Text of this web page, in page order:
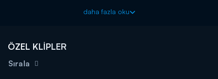
daha fazla oku
ÖZEL KLİPLER
Sırala